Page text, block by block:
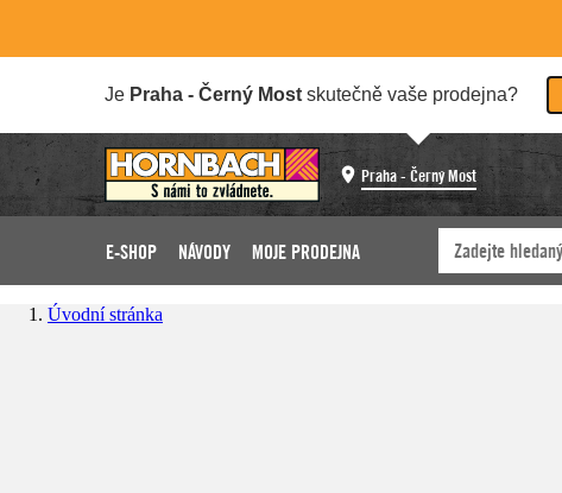
Je Praha - Černý Most skutečně vaše prodejna?
Praha - Černý Most
E-SHOP NÁVODY MOJE PRODEJNA
Úvodní stránka